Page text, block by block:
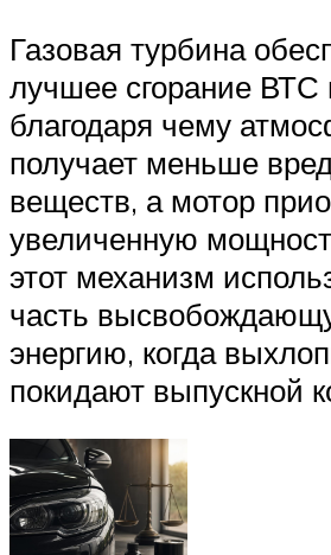
Газовая турбина
лучшее сгорание ВТС
благодаря чему
получает меньше
веществ, а мотор
увеличенную
этот механизм
часть
энергию, когда
покидают выпускной